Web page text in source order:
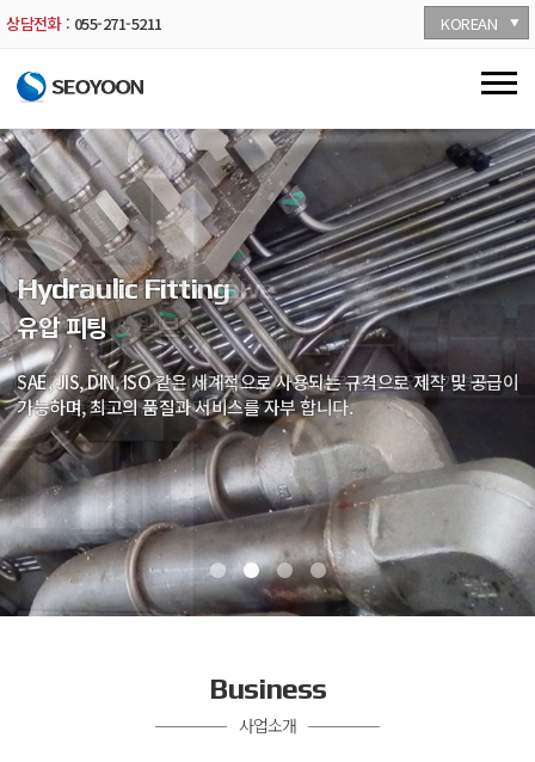
상담전화: 055-271-5211 KOREAN
Tube Fitting & Valve
튜브 피팅 & 밸브
전세계에서 인정받는 Tube Fitting & Valve로 경쟁력 있는가격과
최고의 품질로 공급 합니다.
Hydraulic Fitting
유압 피팅
SAE, JIS, DIN, ISO 같은 세계적으로 사용되는 규격으로 제작 및 공급이
가능하며, 최고의 품질과 서비스를 자부 합니다.
Open-Die Forging
단조품
(육상/해상)풍력발전, 화공플랜트, 조선엔진, 밸브 방산등 단조품을
전문적으로 공급이 가능하며 모든 강종(CARBON, SUS, DUPLEX,
INCONEL등)대해서도 제작 및 공급이 가능 합니다.
FRP
섬유 강화 플라스틱
고객 요구하는 니즈에 맞춰 TANK, PIPE, FLANGE, FITTING등
경쟁력있는 가격과 최고의 품질로 제작 및 공급 합니다.
Business
사업소개